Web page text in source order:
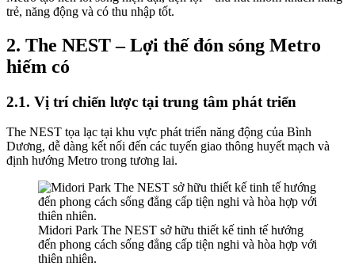
trẻ, năng động và có thu nhập tốt.
2. The NEST – Lợi thế đón sóng Metro
hiếm có
2.1. Vị trí chiến lược tại trung tâm phát triển
The NEST tọa lạc tại khu vực phát triển năng động của Bình
Dương, dễ dàng kết nối đến các tuyến giao thông huyết mạch và
định hướng Metro trong tương lai.
Midori Park The NEST sở hữu thiết kế tinh tế hướng
đến phong cách sống đẳng cấp tiện nghi và hòa hợp với
thiên nhiên.